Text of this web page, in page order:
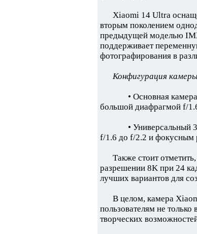
Xiaomi 14 Ultra
вторым поколением
предыдущей моделью
поддерживает
фотографирования в
Конфигурация
• Основная
большой диафрагмой f/
• Универсальный
f/1.6 до f/2.2 и фокусным
Также стоит
разрешении 8K при 24
лучших вариантов для
В целом, камера
пользователям не
творческих